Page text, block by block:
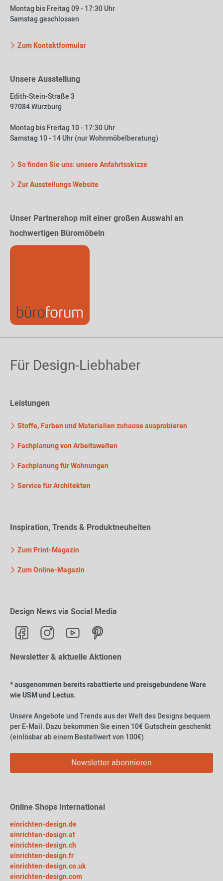
Montag bis Freitag 09 - 17:30 Uhr
Samstag geschlossen
Zum Kontaktformular
Unsere Ausstellung
Edith-Stein-Straße 3
97084 Würzburg
Montag bis Freitag 10 - 17:30 Uhr
Samstag 10 - 14 Uhr (nur Wohnmöbelberatung)
So finden Sie uns: unsere Anfahrtsskizze
Zur Ausstellungs Website
Unser Partnershop mit einer großen Auswahl an
hochwertigen Büromöbeln
Für Design-Liebhaber
Leistungen
Stoffe, Farben und Materialien zuhause ausprobieren
Fachplanung von Arbeitswelten
Fachplanung für Wohnungen
Service für Architekten
Inspiration, Trends & Produktneuheiten
Zum Print-Magazin
Zum Online-Magazin
Design News via Social Media
Newsletter & aktuelle Aktionen
* ausgenommen bereits rabattierte und preisgebundene Ware
wie USM und Lectus.
Unsere Angebote und Trends aus der Welt des Designs bequem
per E-Mail. Dazu bekommen Sie einen 10€ Gutschein geschenkt
(einlösbar ab einem Bestellwert von 100€)
Newsletter abonnieren
Online Shops International
einrichten-design.de
einrichten-design.at
einrichten-design.ch
einrichten-design.fr
einrichten-design.co.uk
einrichten-design.com